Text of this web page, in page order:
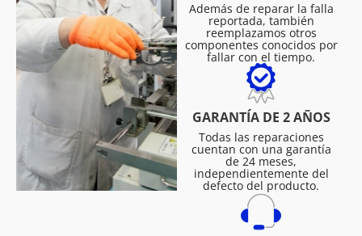
Además de reparar la falla
reportada, también
reemplazamos otros
componentes conocidos por
fallar con el tiempo.
GARANTÍA DE 2 AÑOS
Todas las reparaciones
cuentan con una garantía
de 24 meses,
independientemente del
defecto del producto.